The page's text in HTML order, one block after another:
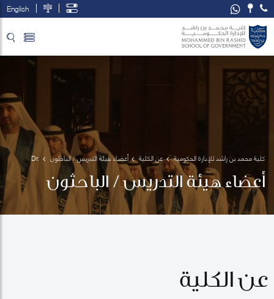
English
كلية محمد بن راشد للإدارة الحكومية عن الكلية أعضاء هيئة التدريس / الباحثون
Dr.
Yulia
Aray
أعضاء هيئة التدريس / الباحثون
عن الكلية